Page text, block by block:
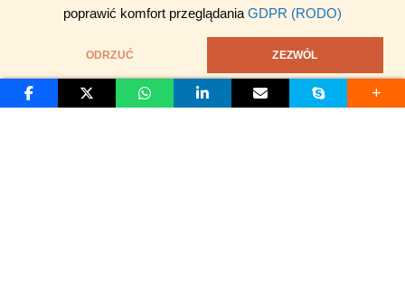
poprawić komfort przeglądania GDPR (RODO)
ODRZUĆ ZEZWÓL